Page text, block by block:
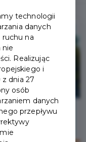
technologii
danych
ruchu na
nie
Realizując
i
z dnia 27
osób
danych
przepływu